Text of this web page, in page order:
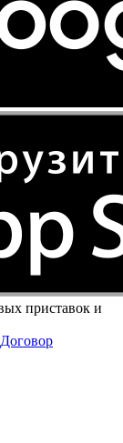
приставок и
Договор